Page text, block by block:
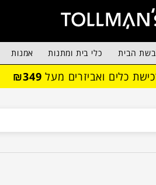
הבית כלי בית ומתנות אמנות
כלים ואביזרים מעל ₪349